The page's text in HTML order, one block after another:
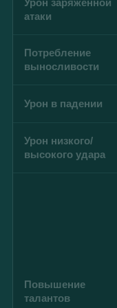
Урон заряженной
атаки
Потребление
выносливости
Урон в падении
Урон низкого/
высокого удара
Повышение
талантов